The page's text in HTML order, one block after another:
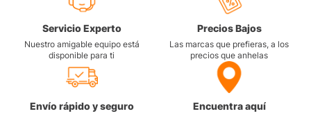
Servicio Experto
Nuestro amigable equipo está
disponible para ti
Precios Bajos
Las marcas que prefieras, a los
precios que anhelas
Envío rápido y seguro Encuentra aquí